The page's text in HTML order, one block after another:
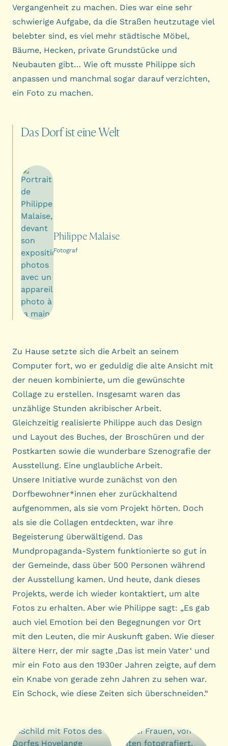
Vergangenheit zu machen. Dies war eine sehr
schwierige Aufgabe, da die Straßen heutzutage viel
belebter sind, es viel mehr städtische Möbel,
Bäume, Hecken, private Grundstücke und
Neubauten gibt… Wie oft musste Philippe sich
anpassen und manchmal sogar darauf verzichten,
ein Foto zu machen.
Das DorfisteineWelt
Philippe Malaise
Fotograf
Zu Hause setzte sich die Arbeit an seinem
Computer fort, wo er geduldig die alte Ansicht mit
der neuen kombinierte, um die gewünschte
Collage zu erstellen. Insgesamt waren das
unzählige Stunden akribischer Arbeit.
Gleichzeitig realisierte Philippe auch das Design
und Layout des Buches, der Broschüren und der
Postkarten sowie die wunderbare Szenografie der
Ausstellung. Eine unglaubliche Arbeit.
Unsere Initiative wurde zunächst von den
Dorfbewohner*innen eher zurückhaltend
aufgenommen, als sie vom Projekt hörten. Doch
als sie die Collagen entdeckten, war ihre
Begeisterung überwältigend. Das
Mundpropaganda-System funktionierte so gut in
der Gemeinde, dass über 500 Personen während
der Ausstellung kamen. Und heute, dank dieses
Projekts, werde ich wieder kontaktiert, um alte
Fotos zu erhalten. Aber wie Philippe sagt: „Es gab
auch viel Emotion bei den Begegnungen vor Ort
mit den Leuten, die mir Auskunft gaben. Wie dieser
ältere Herr, der mir sagte ‚Das ist mein Vater‘ und
mir ein Foto aus den 1930er Jahren zeigte, auf dem
ein Knabe von gerade zehn Jahren zu sehen war.
Ein Schock, wie diese Zeiten sich überschneiden.“